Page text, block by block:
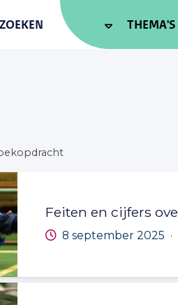
ZOEKEN THEMA'S
Feiten en cijfers
8 september 2025 ·